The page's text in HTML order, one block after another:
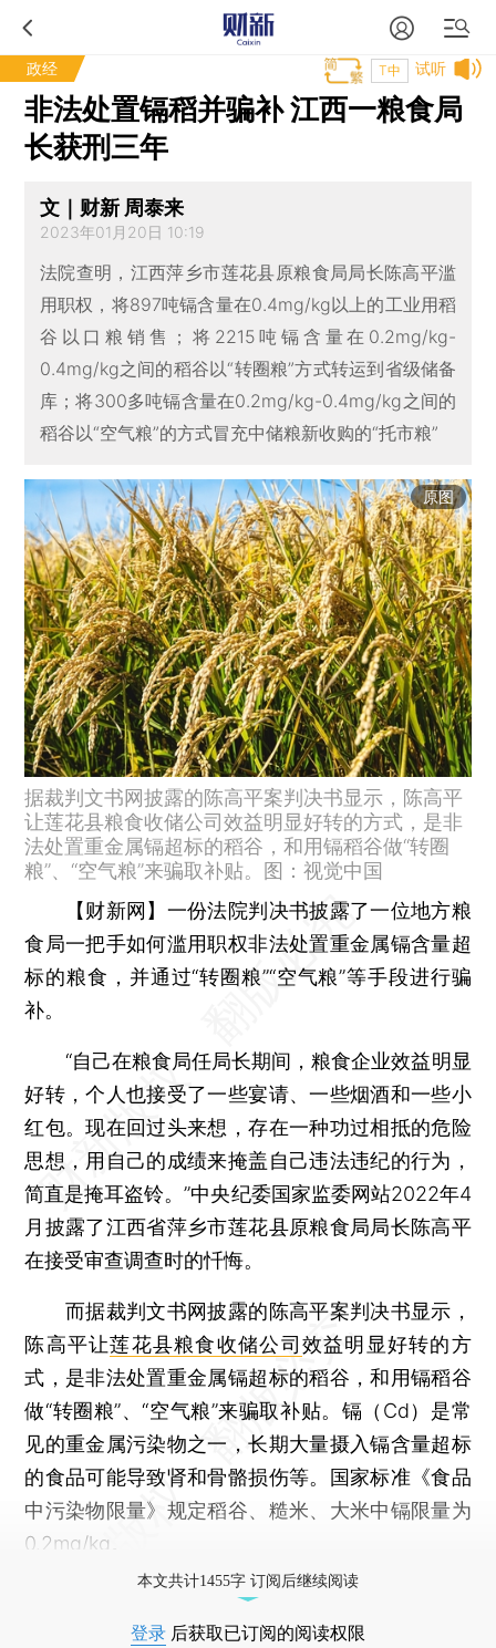
政经 试听
T中
非法处置镉稻并骗补 江西一粮食局
长获刑三年
文｜财新 周泰来
2023年01月20日 10:19
法院查明，江西萍乡市莲花县原粮食局局长陈高平滥
用职权，将897吨镉含量在0.4mg/kg以上的工业用稻
谷以口粮销售；将2215吨镉含量在0.2mg/kg-
0.4mg/kg之间的稻谷以“转圈粮”方式转运到省级储备
库；将300多吨镉含量在0.2mg/kg-0.4mg/kg之间的
稻谷以“空气粮”的方式冒充中储粮新收购的“托市粮”
原图
据裁判文书网披露的陈高平案判决书显示，陈高平
让莲花县粮食收储公司效益明显好转的方式，是非
法处置重金属镉超标的稻谷，和用镉稻谷做“转圈
粮”、“空气粮”来骗取补贴。图：视觉中国
【财新网】 一份法院判决书披露了一位地方粮
食局一把手如何滥用职权非法处置重金属镉含量超
标的粮食，并通过“转圈粮”“空气粮”等手段进行骗
补。
“自己在粮食局任局长期间，粮食企业效益明显
好转，个人也接受了一些宴请、一些烟酒和一些小
红包。现在回过头来想，存在一种功过相抵的危险
思想，用自己的成绩来掩盖自己违法违纪的行为，
简直是掩耳盗铃。”中央纪委国家监委网站2022年4
月披露了江西省萍乡市莲花县原粮食局局长陈高平
在接受审查调查时的忏悔。
而据裁判文书网披露的陈高平案判决书显示，
陈高平让莲花县粮食收储公司效益明显好转的方
式，是非法处置重金属镉超标的稻谷，和用镉稻谷
做“转圈粮”、“空气粮”来骗取补贴。镉（Cd）是常
见的重金属污染物之一，长期大量摄入镉含量超标
的食品可能导致肾和骨骼损伤等。国家标准《食品
中污染物限量》规定稻谷、糙米、大米中镉限量为
0.2mg/kg。
本文共计1455字 订阅后继续阅读
登录 后获取已订阅的阅读权限